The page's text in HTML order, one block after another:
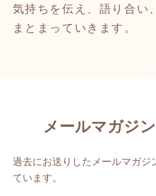
気持ちを伝え、語り合い
まとまっていきます。
メールマガジ
過去にお送りしたメールマガジ
ています。